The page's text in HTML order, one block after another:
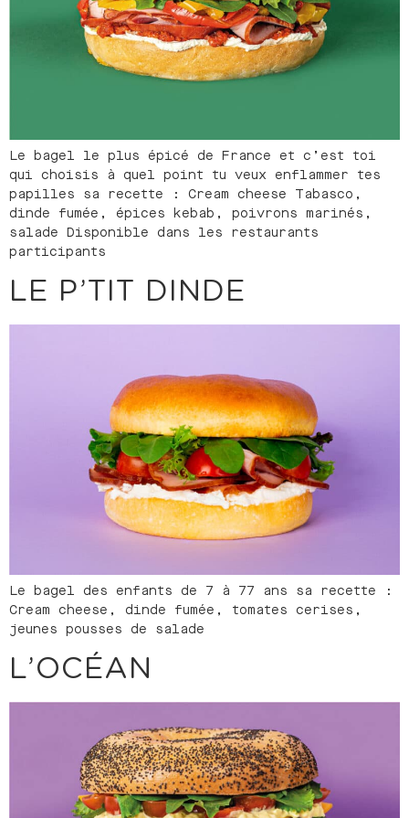
Le bagel le plus épicé de France et c’est toi
qui choisis à quel point tu veux enflammer tes
papilles sa recette : Cream cheese Tabasco,
dinde fumée, épices kebab, poivrons marinés,
salade Disponible dans les restaurants
participants
LE P’TIT DINDE
Le bagel des enfants de 7 à 77 ans sa recette :
Cream cheese, dinde fumée, tomates cerises,
jeunes pousses de salade
L’OCÉAN